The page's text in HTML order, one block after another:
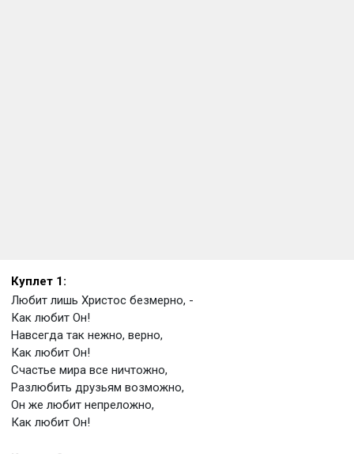
Куплет 1:
Любит лишь Христос безмерно, -
Как любит Он!
Навсегда так нежно, верно,
Как любит Он!
Счастье мира все ничтожно,
Разлюбить друзьям возможно,
Он же любит непреложно,
Как любит Он!